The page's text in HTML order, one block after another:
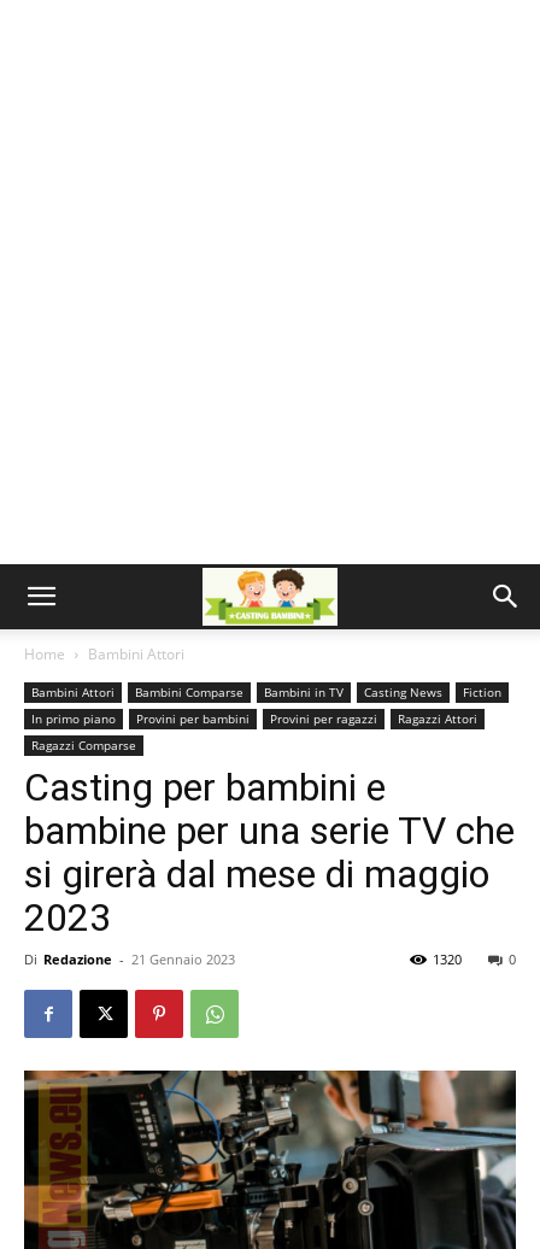
Home Bambini Attori
Bambini Attori Bambini Comparse Bambini in TV Casting News
Fiction
In primo piano
Provini per bambini Provini per ragazzi
Ragazzi Attori
Ragazzi Comparse
Casting per bambini e
bambine per una serie TV che
si girerà dal mese di maggio
2023
Di Redazione - 21 Gennaio 2023 0
1320